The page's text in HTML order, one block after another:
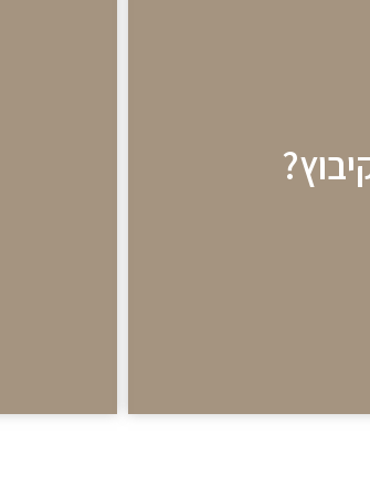
מפנקים ועוד..